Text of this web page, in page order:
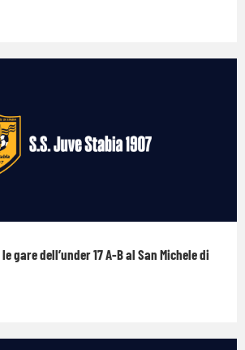
gare dell’under 17 A-B al San Michele di